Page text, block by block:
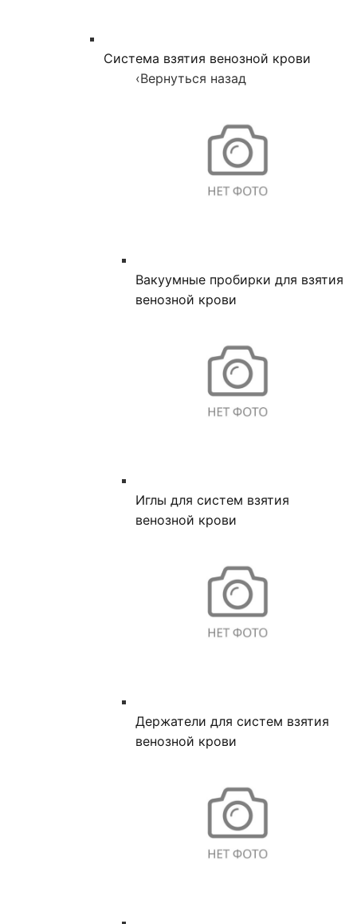
Система взятия венозной крови
‹Вернуться назад
Вакуумные пробирки для взятия
венозной крови
Иглы для систем взятия
венозной крови
Держатели для систем взятия
венозной крови